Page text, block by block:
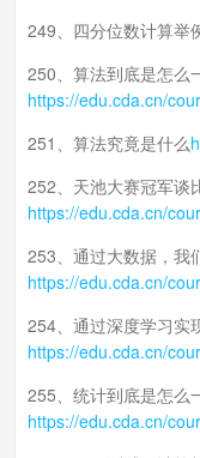
249、四分位数计算举
250、算法到底是怎么
https://edu.cda.cn/
251、算法究竟是什么
252、天池大赛冠军谈
https://edu.cda.cn/
253、通过大数据，我
https://edu.cda.cn/
254、通过深度学习实
https://edu.cda.cn/
255、统计到底是怎么
https://edu.cda.cn/